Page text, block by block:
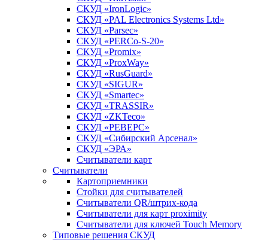
СКУД «IronLogic»
СКУД «PAL Electronics Systems Ltd»
СКУД «Parsec»
СКУД «PERCo-S-20»
СКУД «Promix»
СКУД «ProxWay»
СКУД «RusGuard»
СКУД «SIGUR»
СКУД «Smartec»
СКУД «TRASSIR»
СКУД «ZKTeco»
СКУД «РЕВЕРС»
СКУД «Сибирский Арсенал»
СКУД «ЭРА»
Считыватели карт
Считыватели
Картоприемники
Стойки для считывателей
Считыватели QR/штрих-кода
Считыватели для карт proximity
Считыватели для ключей Touch Memory
Типовые решения СКУД